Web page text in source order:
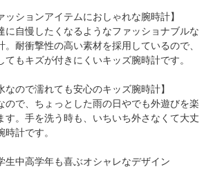
ッションアイテムにおしゃれな腕時計】
に自慢したくなるようなファッショナブルな
。耐衝撃性の高い素材を採用しているので、
てもキズが付きにくいキッズ腕時計です。
なので濡れても安心のキッズ腕時計】
ので、ちょっとした雨の日やでも外遊びを楽
す。手を洗う時も、いちいち外さなくて大丈
時計です。
中高学年も喜ぶオシャレなデザイン